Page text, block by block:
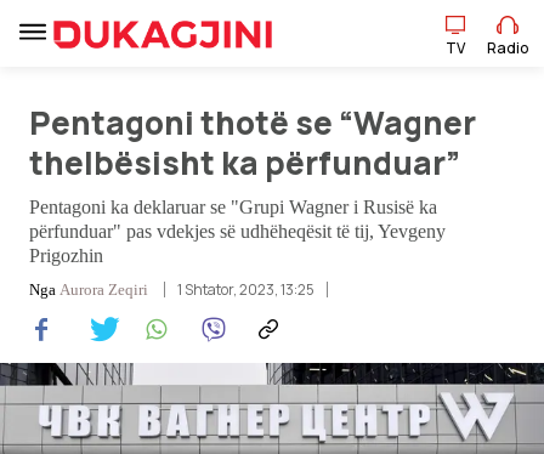
TV Radio
Lajme
Sport
Art Jete
TV Radio
Pentagoni thotë se “Wagner
thelbësisht ka përfunduar”
Pentagoni ka deklaruar se "Grupi Wagner i Rusisë ka
përfunduar" pas vdekjes së udhëheqësit të tij, Yevgeny
Prigozhin
Nga Aurora Zeqiri 1 Shtator, 2023, 13:25